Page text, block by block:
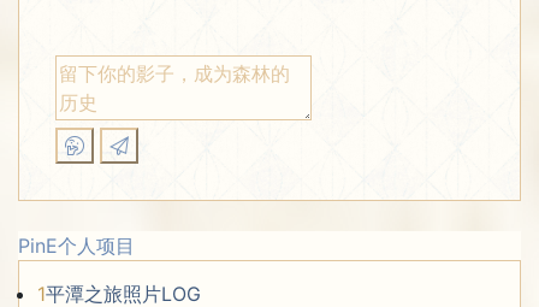
PinE个人项目
1平潭之旅照片LOG